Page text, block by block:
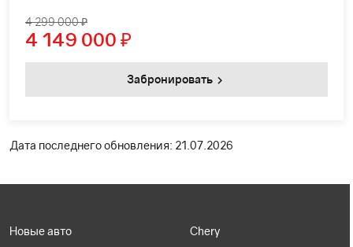
4 299 000 ₽
4 149 000 ₽
Забронировать
Дата последнего обновления: 21.07.2026
Новые авто
Chery